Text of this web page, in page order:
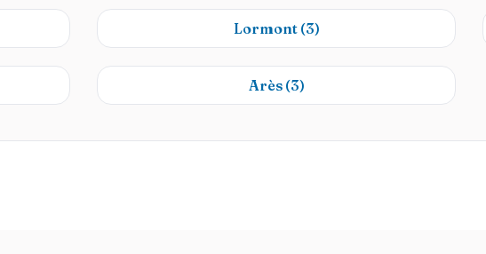
Lormont (3)
Arès (3)